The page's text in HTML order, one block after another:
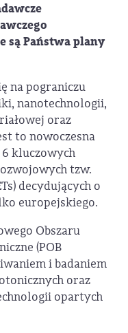
są Państwa plany
na pograniczu
nanotechnologii,
oraz
to nowoczesna
6 kluczowych
tzw.
decydujących o
europejskiego.
Obszaru
(POB
i badaniem
oraz
opartych